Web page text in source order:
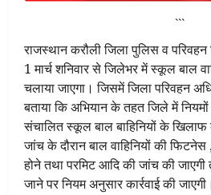
```
राजस्थान करौली जिला पुलिस व
1 मार्च शनिवार से जिलेभर में स्कूल बाल
चलाया जाएगा। जिसमें जिला परिवहन
बताया कि अभियान के तहत जिले में
संचालित स्कूल बाल बाहिनियों के खिलाफ
जांच के दौरान बाल वाहिनियों की
होने तथा परमिट आदि की जांच की जाएगी
जाने पर नियम अनुसार कार्रवाई की जाएगी।